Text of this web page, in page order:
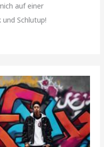
auf einer
und Schlutup!